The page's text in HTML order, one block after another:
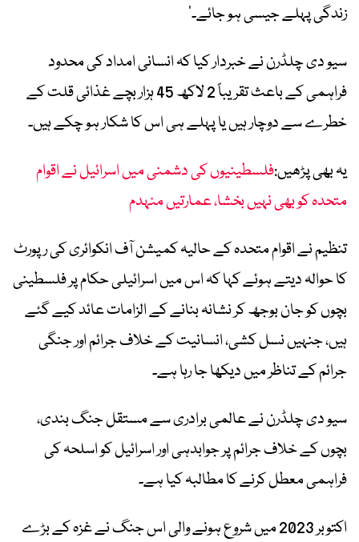
زندگی پہلے جیسی ہو جائے۔‘
سیو دی چلڈرن نے خبردار کیا کہ انسانی امداد کی محدود
فراہمی کے باعث تقریباً 2 لاکھ 45 ہزار بچے غذائی قلت کے
خطرے سے دوچار ہیں یا پہلے ہی اس کا شکار ہو چکے ہیں۔
یہ بھی پڑھیں:فلسطینیوں کی دشمنی میں اسرائیل نے اقوام
متحدہ کو بھی نہیں بخشا، عمارتیں منہدم
تنظیم نے اقوام متحدہ کے حالیہ کمیشن آف انکوائری کی رپورٹ
کا حوالہ دیتے ہوئے کہا کہ اس میں اسرائیلی حکام پر فلسطینی
بچوں کو جان بوجھ کر نشانہ بنانے کے الزامات عائد کیے گئے
ہیں، جنہیں نسل کشی، انسانیت کے خلاف جرائم اور جنگی
جرائم کے تناظر میں دیکھا جا رہا ہے۔
سیو دی چلڈرن نے عالمی برادری سے مستقل جنگ بندی،
بچوں کے خلاف جرائم پر جوابدہی اور اسرائیل کو اسلحہ کی
فراہمی معطل کرنے کا مطالبہ کیا ہے۔
اکتوبر 2023 میں شروع ہونے والی اس جنگ نے غزہ کے بڑے